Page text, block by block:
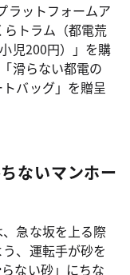
ラットフォームア
らトラム（都電荒
児200円）」を購
滑らない都電の
バッグ」を贈呈
ないマンホー
急な坂を上る際
、運転手が砂を
ない砂」にちな